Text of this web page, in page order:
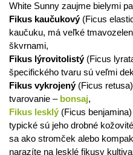
White Sunny zaujme bielymi
Fikus kaučukový(Ficus
kaučuku, má veľké
škvrnami,
Fikus lýrovitolistý(Ficus
špecifického tvaru sú veľmi
Fikus vykrojený(Ficus
tvarovanie – bonsaj,
Fikus lesklý (Ficus
typické sú jeho drobné
sa ako stromček alebo
narazíte na lesklé fikusy